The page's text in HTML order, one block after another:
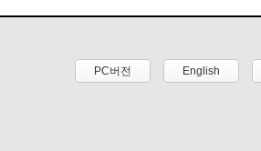
PC버전 English